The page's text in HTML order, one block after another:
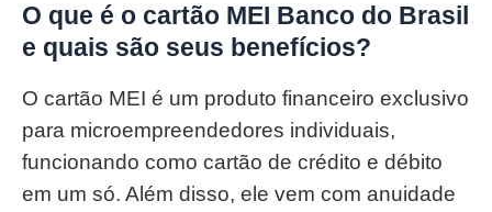
O que é o cartão MEI Banco do Brasil
e quais são seus benefícios?
O cartão MEI é um produto financeiro exclusivo
para microempreendedores individuais,
funcionando como cartão de crédito e débito
em um só. Além disso, ele vem com anuidade